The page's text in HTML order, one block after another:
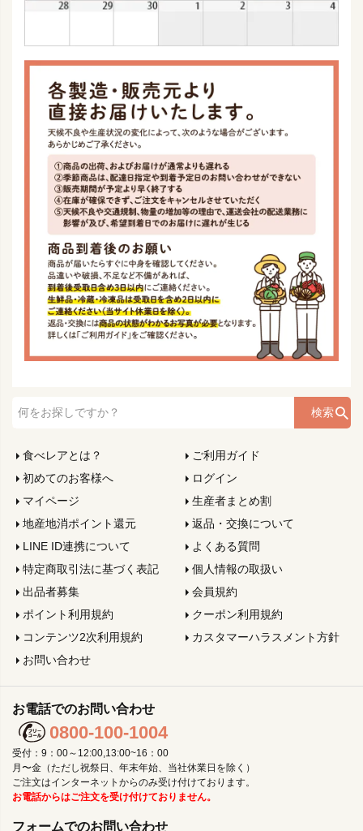
検索
食べレアとは？
ご利用ガイド
初めてのお客様へ
ログイン
マイページ
生産者まとめ割
地産地消ポイント還元
返品・交換について
LINE ID連携について
よくある質問
特定商取引法に基づく表記
個人情報の取扱い
出品者募集
会員規約
ポイント利用規約
クーポン利用規約
コンテンツ2次利用規約
カスタマーハラスメント方針
お問い合わせ
お電話でのお問い合わせ
0800-100-1004
受付：9：00～12:00,13:00~16：00
月〜金（ただし祝祭日、年末年始、当社休業日を除く）
ご注文はインターネットからのみ受け付けております。
お電話からはご注文を受け付けておりません。
フォームでのお問い合わせ